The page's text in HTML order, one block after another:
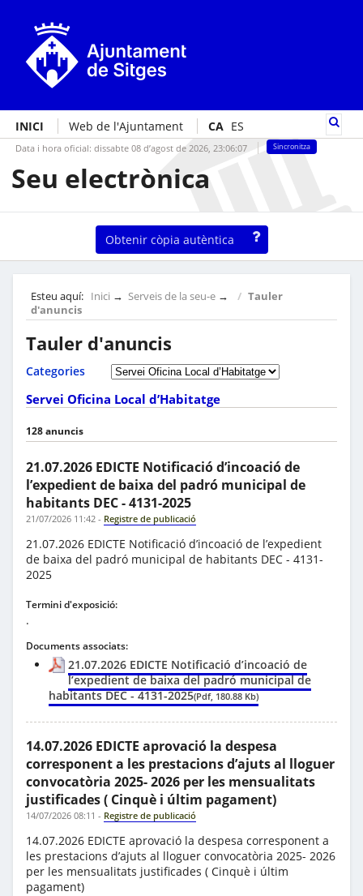
INICI Web de l'Ajuntament CA ES
Data i hora oficial: dissabte 08 d’agost de 2026, 23:06:07 Sincronitza
Seu electrònica
Obtenir còpia autèntica
Esteu aquí: Inici →Serveis de la seu-e →
Tauler
d'anuncis
Tauler d'anuncis
Categories
Servei Oficina Local d’Habitatge
128 anuncis
21.07.2026 EDICTE Notificació d’incoació de
l’expedient de baixa del padró municipal de
habitants DEC - 4131-2025
21/07/2026 11:42 - Registre de publicació
21.07.2026 EDICTE Notificació d’incoació de l’expedient
de baixa del padró municipal de habitants DEC - 4131-
2025
Termini d'exposició:
.
Documents associats:
21.07.2026 EDICTE Notificació d’incoació de
l’expedient de baixa del padró municipal de
habitants DEC - 4131-2025(Pdf, 180.88 Kb)
14.07.2026 EDICTE aprovació la despesa
corresponent a les prestacions d’ajuts al lloguer
convocatòria 2025- 2026 per les mensualitats
justificades ( Cinquè i últim pagament)
14/07/2026 08:11 - Registre de publicació
14.07.2026 EDICTE aprovació la despesa corresponent a
les prestacions d’ajuts al lloguer convocatòria 2025- 2026
per les mensualitats justificades ( Cinquè i últim
pagament)